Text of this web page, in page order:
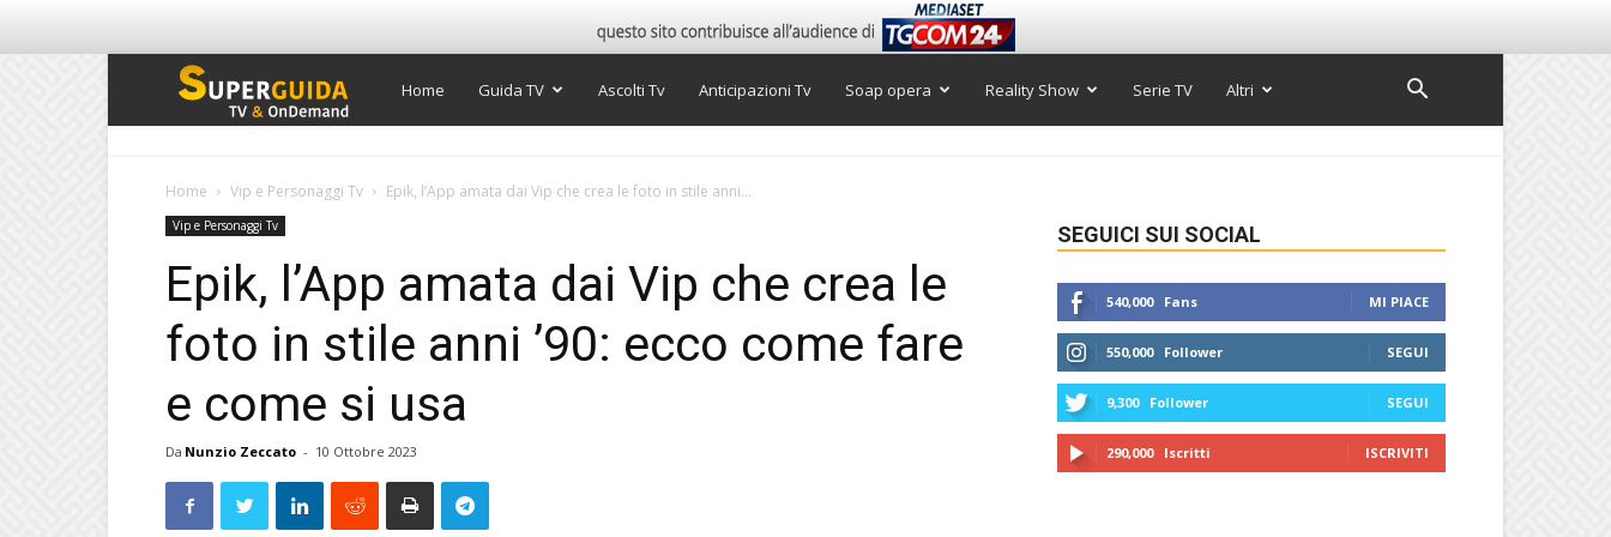
Super
Home Guida TV Ascolti Tv Anticipazioni Tv Soap opera Reality Show Serie TV Altri
Home Vip e Personaggi Tv Epik, l’App amata dai Vip che crea le foto in stile anni...
Vip e Personaggi Tv
Epik, l’App amata dai Vip che crea le
foto in stile anni ’90: ecco come fare
e come si usa
Da Nunzio Zeccato - 10 Ottobre 2023
SEGUICI SUI SOCIAL
540,000 Fans MI PIACE
550,000 Follower SEGUI
9,300 Follower SEGUI
290,000 Iscritti ISCRIVITI